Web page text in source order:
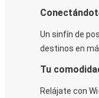
Un sinfín de
destinos en
Tu
Relájate con